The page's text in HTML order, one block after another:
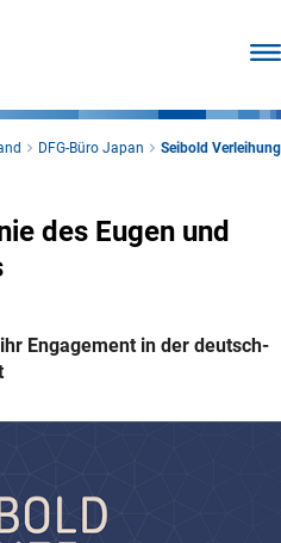
DFG-Büro Japan Seibold Verleihung
des Eugen und
Engagement in der deutsch-